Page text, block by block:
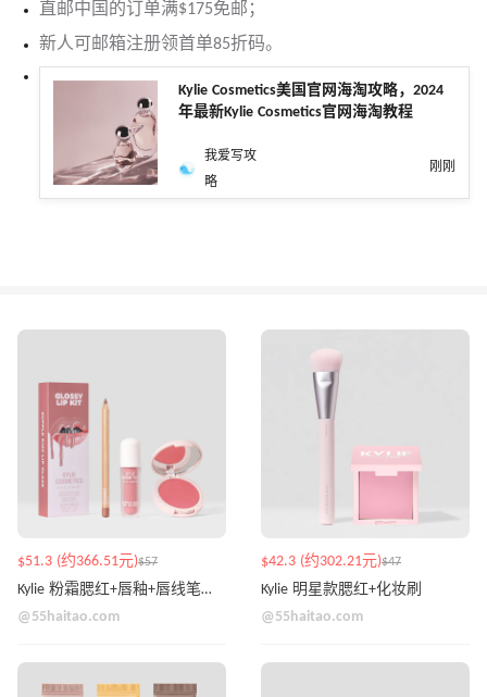
直邮中国的订单满$175免邮；
新人可邮箱注册领首单85折码。
Kylie Cosmetics美国官网海淘攻略，2024
年最新Kylie Cosmetics官网海淘教程
我爱写攻
略
刚刚
$51.3 (约366.51元)$57
Kylie 粉霜腮红+唇釉+唇线笔套装
@55haitao.com
$42.3 (约302.21元)$47
Kylie 明星款腮红+化妆刷
@55haitao.com